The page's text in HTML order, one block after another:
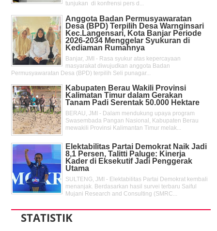
tunjukan di konfrensi pers d...
Anggota Badan Permusyawaratan
Desa (BPD) Terpilih Desa Warnginsari
Kec.Langensari, Kota Banjar Periode
2026-2034 Menggelar Syukuran di
Kediaman Rumahnya
Banjar, JMI - Rasa syukur atas kepercayaan
masyarakat diwujudkan anggota Badan
Permusyawaratan Desa (BPD) terpilih Seli punagar...
Kabupaten Berau Wakili Provinsi
Kalimatan Timur dalam Gerakan
Tanam Padi Serentak 50.000 Hektare
BERAU, JMI - Dalam mendukung upaya program
Swasembada Pangan Nasional, Kabupaten Berau
mewakili Provinsi Kalimantan Timur melak...
Elektabilitas Partai Demokrat Naik Jadi
8,1 Persen, Talitti Paluge: Kinerja
Kader di Eksekutif Jadi Penggerak
Utama
SULTENG, JMI - Elektabilitas Partai Demokrat kembali
menanjak. Berdasarkan hasil survei terbaru Saiful
Mujani Research and Consulting (SMRC...
STATISTIK